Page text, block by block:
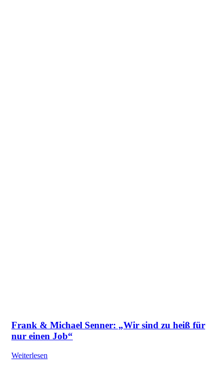
Frank & Michael Senner: „Wir sind zu heiß für
nur einen Job“
Weiterlesen